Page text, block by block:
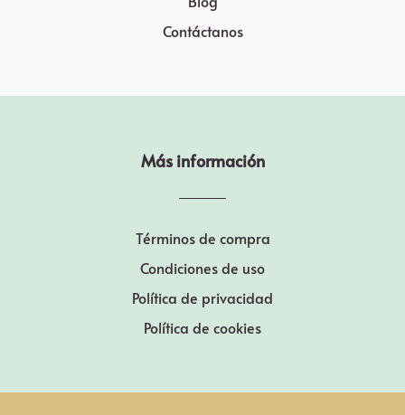
Contáctanos
Más información
Términos de compra
Condiciones de uso
Política de privacidad
Política de cookies